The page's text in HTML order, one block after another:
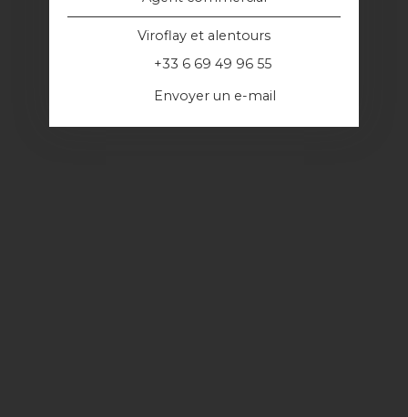
Viroflay et alentours
+33 6 69 49 96 55
Envoyer un e-mail